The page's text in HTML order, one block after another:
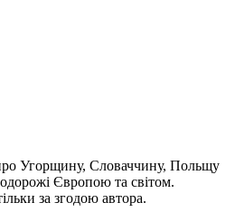
Угорщину, Словаччину, Польщу
Європою та світом.
за згодою автора.